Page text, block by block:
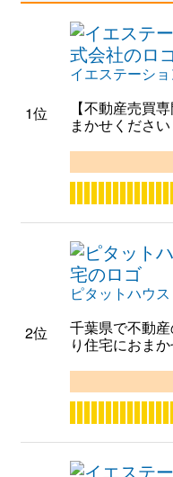
1位
イエステーシ
【不動産売買
まかせください
2位
ピタットハウ
千葉県で不動
り住宅におま